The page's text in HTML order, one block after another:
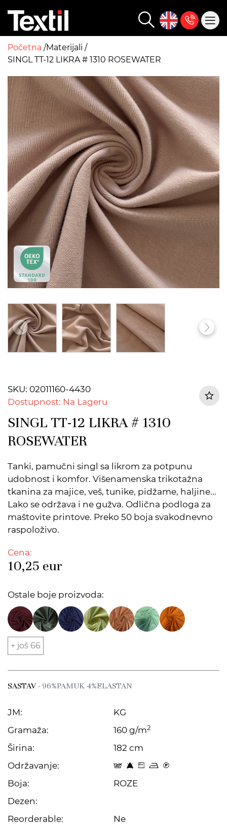
Početna Materijali
SINGL TT-12 LIKRA # 1310 ROSEWATER
SKU: 02011160-4430
Dostupnost: Na Lageru
SINGL TT-12 LIKRA # 1310
ROSEWATER
Tanki, pamučni singl sa likrom za potpunu
udobnost i komfor. Višenamenska trikotažna
tkanina za majice, veš, tunike, pidžame, haljine...
Lako se održava i ne gužva. Odlična podloga za
maštovite printove. Preko 50 boja svakodnevno
raspoloživo.
Cena:
10,25 eur
Ostale boje proizvoda:
+ još 66
SASTAV- 96%PAMUK 4%ELASTAN
JM:
KG
Gramaža:
160 g/m2
Širina:
182 cm
Održavanje:
t 8 Z p C
Boja:
ROZE
Dezen:
Reorderable:
Ne